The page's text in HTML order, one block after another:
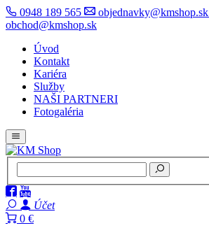
0948 189 565
objednavky@kmshop.sk
obchod@kmshop.sk
Úvod
Kontakt
Kariéra
Služby
NAŠI PARTNERI
Fotogaléria
Účet
0 €